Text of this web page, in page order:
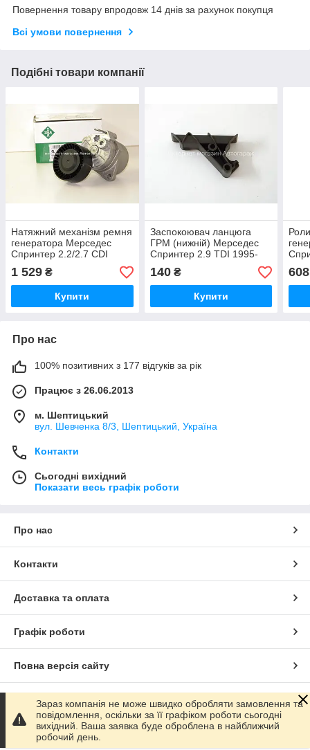
Повернення товару впродовж 14 днів за рахунок покупця
Всі умови повернення
Подібні товари компанії
Натяжний механізм ремня
генератора Мерседес
Спринтер 2.2/2.7 CDI
2000-2006 - INA
(Німеччина) 533001710
1 529 ₴
Купити
Заспокоювач ланцюга
ГРМ (нижній) Мерседес
Спринтер 2.9 TDI 1995-
2000 FEBI BILSTEIN
(Німеччина)10407
140₴
Купити
608
Про нас
100% позитивних з 177 відгуків за рік
Працює з 26.06.2013
м. Шептицький
вул. Шевченка 8/3, Шептицький, Україна
Контакти
Сьогодні вихідний
Показати весь графік роботи
Про нас
Контакти
Доставка та оплата
Графік роботи
Повна версія сайту
Сайт створено на маркетплейсіProm.ua
Політика конфіденційності
Зараз компанія не може швидко обробляти замовлення та
повідомлення, оскільки за її графіком роботи сьогодні
вихідний. Ваша заявка буде оброблена в найближчий
робочий день.